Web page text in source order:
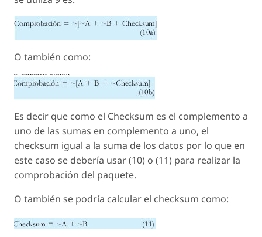
O también como:
Es decir que como el Checksum es el complemento a
uno de las sumas en complemento a uno, el
checksum igual a la suma de los datos por lo que en
este caso se debería usar (10) o (11) para realizar la
comprobación del paquete.
O también se podría calcular el checksum como: